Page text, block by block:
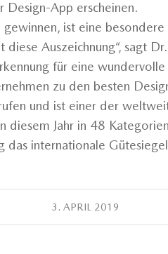
Design-App erscheinen.
ist eine
diese Auszeichnung“, sagt
für eine
zu den besten
und ist einer der
diesem Jahr in 48
das internationale
3. APRIL 2019